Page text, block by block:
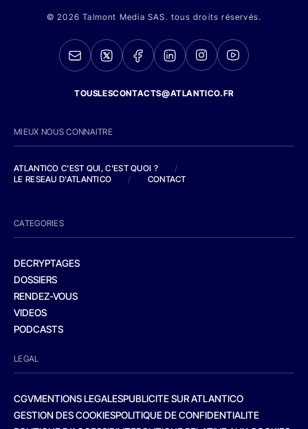
© 2026 Talmont Media SAS. tous droits réservés.
TOUSLESCONTACTS@ATLANTICO.FR
MIEUX NOUS CONNAITRE
ATLANTICO C'EST QUI, C'EST QUOI ?
/
LE RESEAU D'ATLANTICO
/ CONTACT
CATEGORIES
DECRYPTAGES
DOSSIERS
RENDEZ-VOUS
VIDEOS
PODCASTS
LEGAL
CGVMENTIONS LEGALESPUBLICITE SUR ATLANTICO
GESTION DES COOKIESPOLITIQUE DE CONFIDENTIALITE